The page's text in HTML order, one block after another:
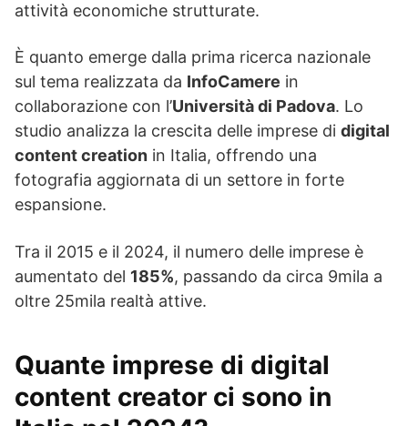
attività economiche strutturate.
È quanto emerge dalla prima ricerca nazionale
sul tema realizzata da InfoCamere in
collaborazione con l’Università di Padova. Lo
studio analizza la crescita delle imprese di digital
content creation in Italia, offrendo una
fotografia aggiornata di un settore in forte
espansione.
Tra il 2015 e il 2024, il numero delle imprese è
aumentato del 185%, passando da circa 9mila a
oltre 25mila realtà attive.
Quante imprese di digital
content creator ci sono in